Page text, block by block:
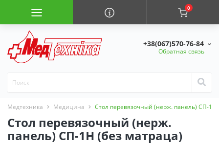
0
+38(067)570-76-84
Обратная связь
Медтехника Медицина Стол перевязочный (нерж. панель) СП-1Н
Стол перевязочный (нерж.
панель) СП-1Н (без матраца)